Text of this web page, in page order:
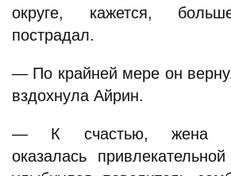
округе, кажется,
пострадал.
— По крайней мере он
вздохнула Айрин.
— К счастью, жена
оказалась